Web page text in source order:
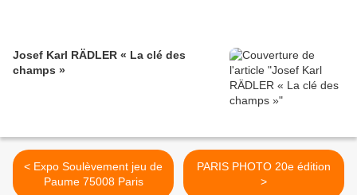
Josef Karl RÄDLER « La clé des
champs »
< Expo Soulèvement jeu de
Paume 75008 Paris
PARIS PHOTO 20e édition
>